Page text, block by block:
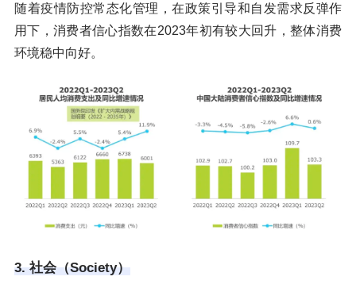
随着疫情防控常态化管理，在政策引导和自发需求反弹作
用下，消费者信心指数在2023年初有较大回升，整体消费
环境稳中向好。
3. 社会（Society）